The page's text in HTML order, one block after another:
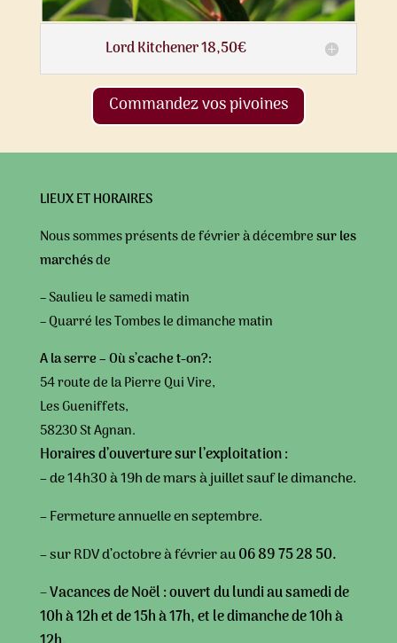
Lord Kitchener 18,50€
Commandez vos pivoines
LIEUX ET HORAIRES
Nous sommes présents de février à décembresur les
marchésde
–Saulieu le samedi matin
– Quarré les Tombes le dimanche matin
A la serre –Où s’cache t-on?:
54 route de la Pierre Qui Vire,
Les Gueniffets,
58230 St Agnan.
Horaires d’ouverture sur l’exploitation :
– de 14h30 à 19h de mars à juillet sauf le dimanche.
– Fermeture annuelle en septembre.
– sur RDV d’octobre à février au06 89 75 28 50.
– Vacances de Noël : ouvert du lundi au samedi de
10h à 12h et de 15h à 17h, et le dimanche de 10h à